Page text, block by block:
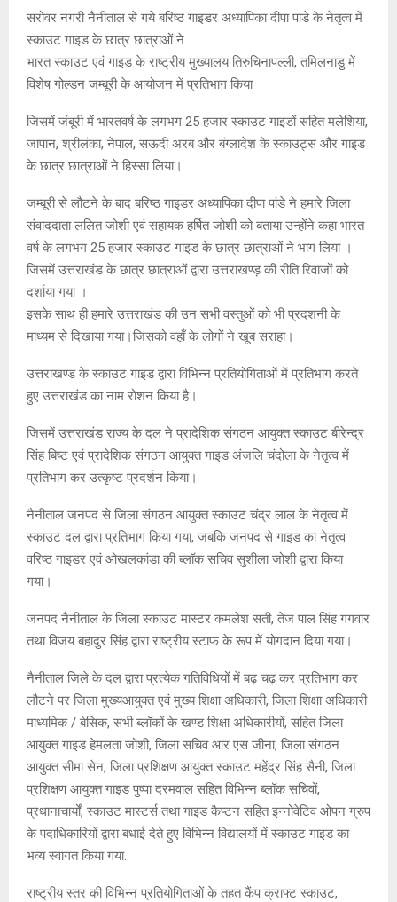
सरोवर नगरी नैनीताल से गये बरिष्ठ गाइडर अध्यापिका दीपा पांडे के नेतृत्व में
स्काउट गाइड के छात्र छात्राओं ने
भारत स्काउट एवं गाइड के राष्ट्रीय मुख्यालय तिरुचिनापल्ली, तमिलनाडु में
विशेष गोल्डन जम्बूरी के आयोजन में प्रतिभाग किया
जिसमें जंबूरी में भारतवर्ष के लगभग 25 हजार स्काउट गाइडों सहित मलेशिया,
जापान, श्रीलंका, नेपाल, सऊदी अरब और बंग्लादेश के स्काउट्स और गाइड
के छात्र छात्राओं ने हिस्सा लिया।
जम्बूरी से लौटने के बाद बरिष्ठ गाइडर अध्यापिका दीपा पांडे ने हमारे जिला
संवाददाता ललित जोशी एवं सहायक हर्षित जोशी को बताया उन्होंने कहा भारत
वर्ष के लगभग 25 हजार स्काउट गाइड के छात्र छात्राओं ने भाग लिया ।
जिसमें उत्तराखंड के छात्र छात्राओं द्वारा उत्तराखण्ड़ की रीति रिवाजों को
दर्शाया गया ।
इसके साथ ही हमारे उत्तराखंड की उन सभी वस्तुओं को भी प्रदशनी के
माध्यम से दिखाया गया।जिसको वहाँ के लोगों ने खूब सराहा।
उत्तराखण्ड के स्काउट गाइड द्वारा विभिन्न प्रतियोगिताओं में प्रतिभाग करते
हुए उत्तराखंड का नाम रोशन किया है।
जिसमें उत्तराखंड राज्य के दल ने प्रादेशिक संगठन आयुक्त स्काउट बीरेन्द्र
सिंह बिष्ट एवं प्रादेशिक संगठन आयुक्त गाइड अंजलि चंदोला के नेतृत्व में
प्रतिभाग कर उत्कृष्ट प्रदर्शन किया।
नैनीताल जनपद से जिला संगठन आयुक्त स्काउट चंद्र लाल के नेतृत्व में
स्काउट दल द्वारा प्रतिभाग किया गया, जबकि जनपद से गाइड का नेतृत्व
वरिष्ठ गाइडर एवं ओखलकांडा की ब्लॉक सचिव सुशीला जोशी द्वारा किया
गया।
जनपद नैनीताल के जिला स्काउट मास्टर कमलेश सती, तेज पाल सिंह गंगवार
तथा विजय बहादुर सिंह द्वारा राष्ट्रीय स्टाफ के रूप में योगदान दिया गया।
नैनीताल जिले के दल द्वारा प्रत्येक गतिविधियों में बढ़ चढ़ कर प्रतिभाग कर
लौटने पर जिला मुख्यआयुक्त एवं मुख्य शिक्षा अधिकारी, जिला शिक्षा अधिकारी
माध्यमिक / बेसिक, सभी ब्लॉकों के खण्ड शिक्षा अधिकारीयों, सहित जिला
आयुक्त गाइड हेमलता जोशी, जिला सचिव आर एस जीना, जिला संगठन
आयुक्त सीमा सेन, जिला प्रशिक्षण आयुक्त स्काउट महेंद्र सिंह सैनी, जिला
प्रशिक्षण आयुक्त गाइड पुष्पा दरमवाल सहित विभिन्न ब्लॉक सचिवों,
प्रधानाचार्यों, स्काउट मास्टर्स तथा गाइड कैप्टन सहित इन्नोवेटिव ओपन ग्रुप
के पदाधिकारियों द्वारा बधाई देते हुए विभिन्न विद्यालयों में स्काउट गाइड का
भव्य स्वागत किया गया.
राष्ट्रीय स्तर की विभिन्न प्रतियोगिताओं के तहत कैंप क्राफ्ट स्काउट,